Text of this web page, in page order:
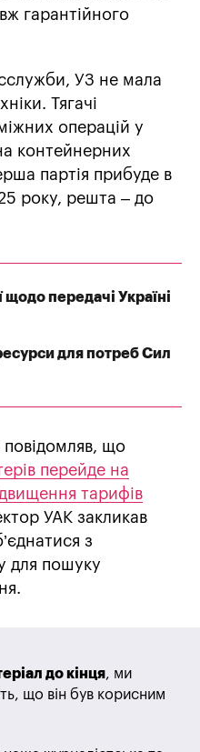
гарантійного
УЗ не мала
Тягачі
операцій у
контейнерних
партія прибуде в
року, решта – до
щодо передачі Україні
для потреб Сил
що
перейде на
тарифів
УАК закликав
з
для пошуку
до кінця, ми
що він був корисним